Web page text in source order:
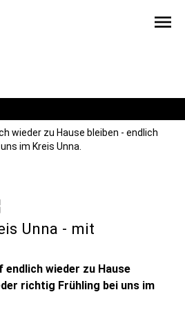
menu
wieder zu Hause bleiben - endlich
im Kreis Unna.
Unna - mit
endlich wieder zu Hause
richtig Frühling bei uns im